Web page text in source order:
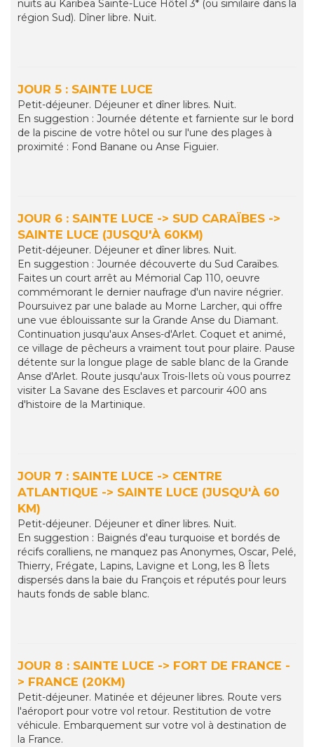
nuits au Karibea Sainte-Luce Hôtel 3* (ou similaire dans la
région Sud). Dîner libre. Nuit.
JOUR 5 : SAINTE LUCE
Petit-déjeuner. Déjeuner et dîner libres. Nuit.
En suggestion : Journée détente et farniente sur le bord
de la piscine de votre hôtel ou sur l'une des plages à
proximité : Fond Banane ou Anse Figuier.
JOUR 6 : SAINTE LUCE -> SUD CARAÏBES ->
SAINTE LUCE (JUSQU'À 60KM)
Petit-déjeuner. Déjeuner et dîner libres. Nuit.
En suggestion : Journée découverte du Sud Caraïbes.
Faites un court arrêt au Mémorial Cap 110, oeuvre
commémorant le dernier naufrage d'un navire négrier.
Poursuivez par une balade au Morne Larcher, qui offre
une vue éblouissante sur la Grande Anse du Diamant.
Continuation jusqu'aux Anses-d'Arlet. Coquet et animé,
ce village de pêcheurs a vraiment tout pour plaire. Pause
détente sur la longue plage de sable blanc de la Grande
Anse d'Arlet. Route jusqu'aux Trois-Ilets où vous pourrez
visiter La Savane des Esclaves et parcourir 400 ans
d'histoire de la Martinique.
JOUR 7 : SAINTE LUCE -> CENTRE
ATLANTIQUE -> SAINTE LUCE (JUSQU'À 60
KM)
Petit-déjeuner. Déjeuner et dîner libres. Nuit.
En suggestion : Baignés d'eau turquoise et bordés de
récifs coralliens, ne manquez pas Anonymes, Oscar, Pelé,
Thierry, Frégate, Lapins, Lavigne et Long, les 8 Îlets
dispersés dans la baie du François et réputés pour leurs
hauts fonds de sable blanc.
JOUR 8 : SAINTE LUCE -> FORT DE FRANCE -
> FRANCE (20KM)
Petit-déjeuner. Matinée et déjeuner libres. Route vers
l'aéroport pour votre vol retour. Restitution de votre
véhicule. Embarquement sur votre vol à destination de
la France.